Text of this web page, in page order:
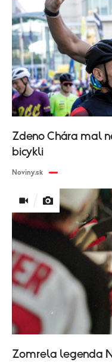
Zdeno Chára mal
bicykli
Noviny.sk
Zomrela legenda